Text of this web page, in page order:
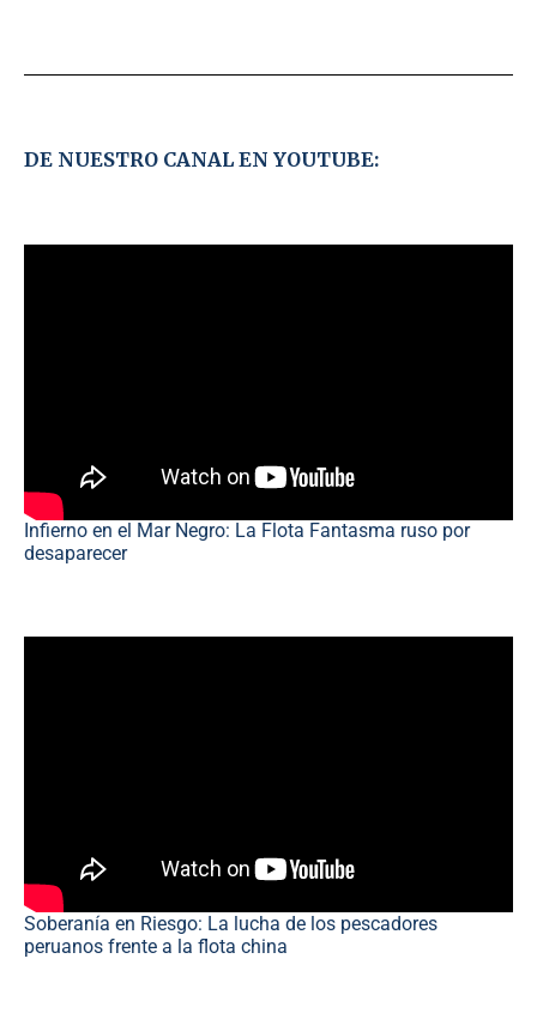
DE NUESTRO CANAL EN YOUTUBE:
Infierno en el Mar Negro: La Flota Fantasma ruso por
desaparecer
Soberanía en Riesgo: La lucha de los pescadores
peruanos frente a la flota china